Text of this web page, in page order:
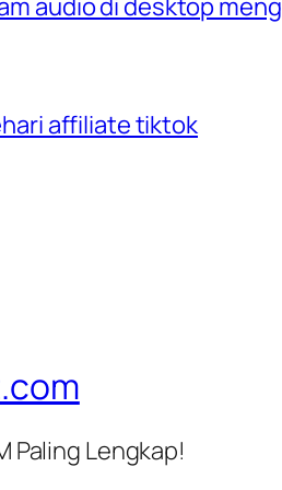
audio di desktop
affiliate tiktok
Paling Lengkap!